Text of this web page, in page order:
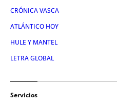
CRÓNICA VASCA
ATLÁNTICO HOY
HULE Y MANTEL
LETRA GLOBAL
Servicios